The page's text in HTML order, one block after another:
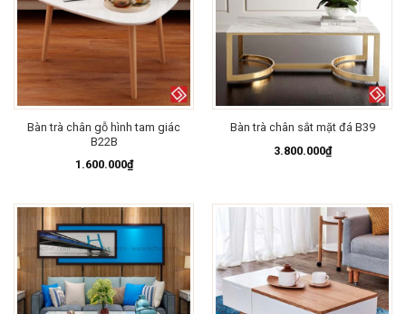
Bàn trà chân gỗ hình tam giác
B22B
1.600.000₫
Bàn trà chân sắt mặt đá B39
3.800.000₫